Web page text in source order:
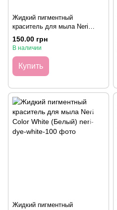
Жидкий пигментный
краситель для мыла Neri
Color Pink (Розовый), 100
грамм
150.00 грн
В наличии
Купить
Жидкий пигментный